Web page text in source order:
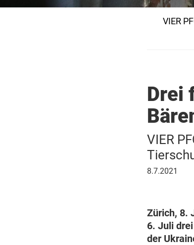
VIER
Drei
VIER
8.
8.7.2021
Zürich, 8.
6. Juli
der